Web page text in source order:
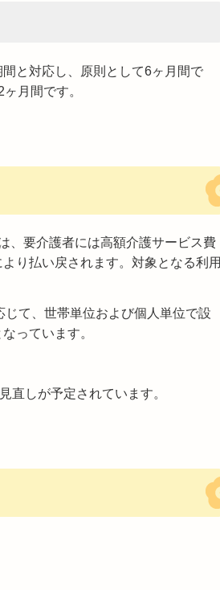
と対応し、原則として6ヶ月間で
月間です。
、要介護者には高額介護サービス費
り払い戻されます。対象となる利用
て、世帯単位および個人単位で設
っています。
直しが予定されています。